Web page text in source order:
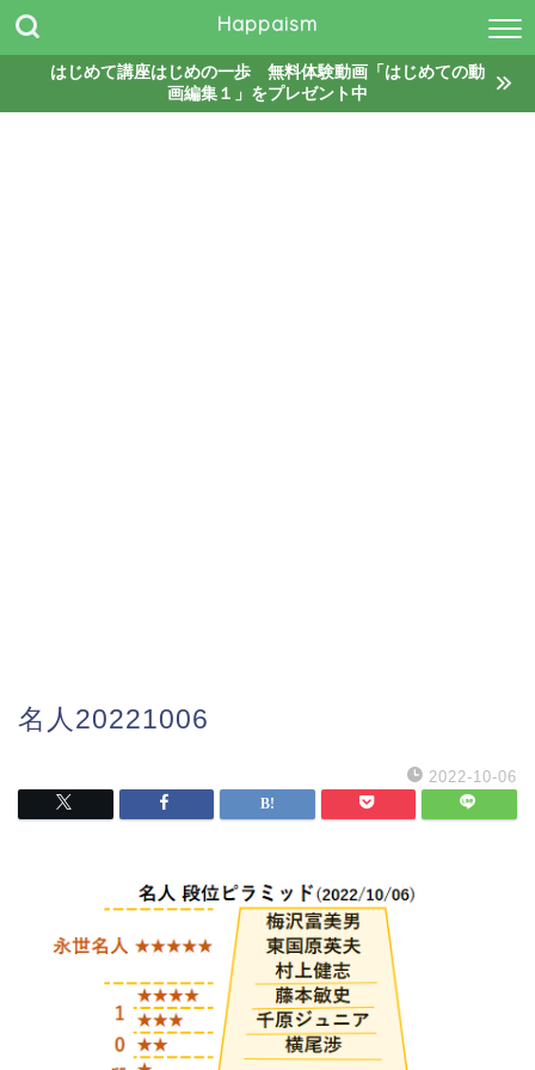
Happaism
はじめて講座はじめの一歩 無料体験動画「はじめての動
画編集１」をプレゼント中
名人20221006
2022-10-06